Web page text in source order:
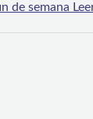
de semana